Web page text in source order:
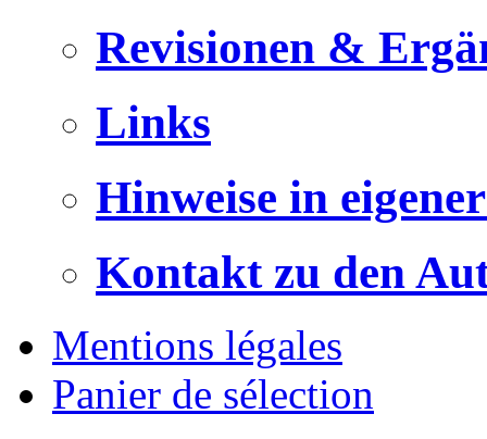
Revisionen &
Links
Hinweise in
Kontakt zu den
Mentions légales
Panier de sélection